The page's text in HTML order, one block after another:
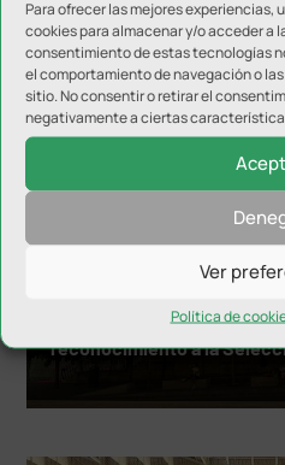
Para ofrecer las mejores experiencias,
cookies para almacenar y/o acceder a
consentimiento de estas tecnologías
el comportamiento de navegación o
sitio. No consentir o retirar el
negativamente a ciertas
Ver
Política de
NOTICIAS
El Ayuntamiento de Jaén
reconocimiento a la